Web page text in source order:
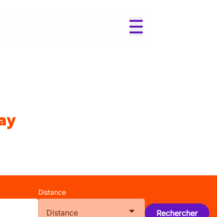
Distance
Distance Rechercher